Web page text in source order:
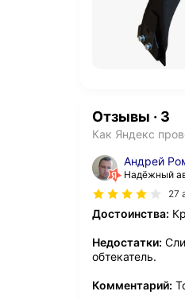
Отзывы · 3
Как Яндекс
Андрей
Надёжный
27
Достоинства:
Недостатки:
обтекатель.
Комментарий: